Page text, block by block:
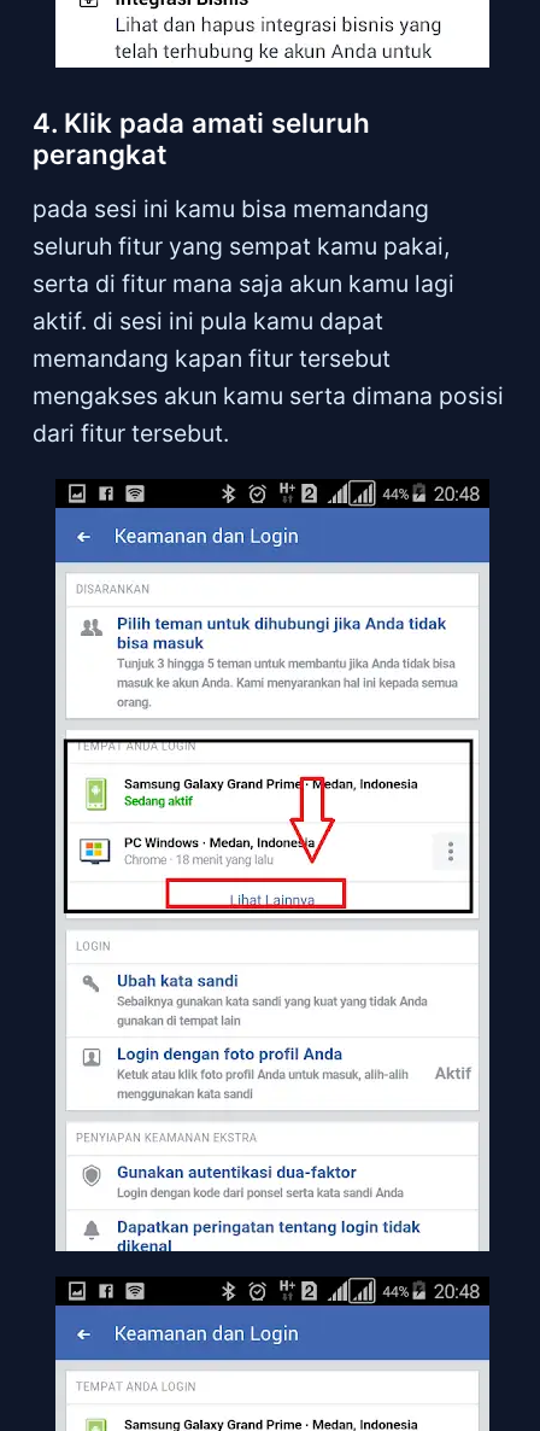
4. Klik pada amati seluruh
perangkat
pada sesi ini kamu bisa memandang
seluruh fitur yang sempat kamu pakai,
serta di fitur mana saja akun kamu lagi
aktif. di sesi ini pula kamu dapat
memandang kapan fitur tersebut
mengakses akun kamu serta dimana posisi
dari fitur tersebut.